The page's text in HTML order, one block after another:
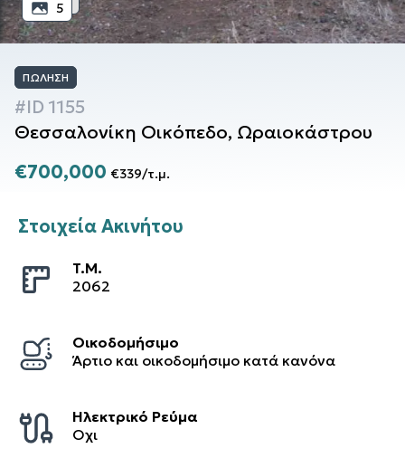
5
ΠΏΛΗΣΗ
#ID 1155
Θεσσαλονίκη Οικόπεδο, Ωραιοκάστρου
€700,000 €339/τ.μ.
Στοιχεία Ακινήτου
T.M.
2062
Οικοδομήσιμο
Άρτιο και οικοδομήσιμο κατά κανόνα
Ηλεκτρικό Ρεύμα
Οχι